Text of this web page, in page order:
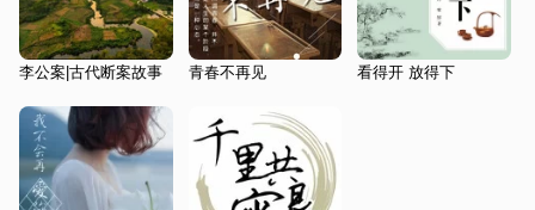
李公案|古代断案故事 青春不再见 看得开 放得下